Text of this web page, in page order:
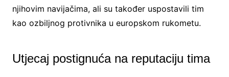
njihovim navijačima, ali su također uspostavili tim
kao ozbiljnog protivnika u europskom rukometu.
Utjecaj postignuća na reputaciju tima